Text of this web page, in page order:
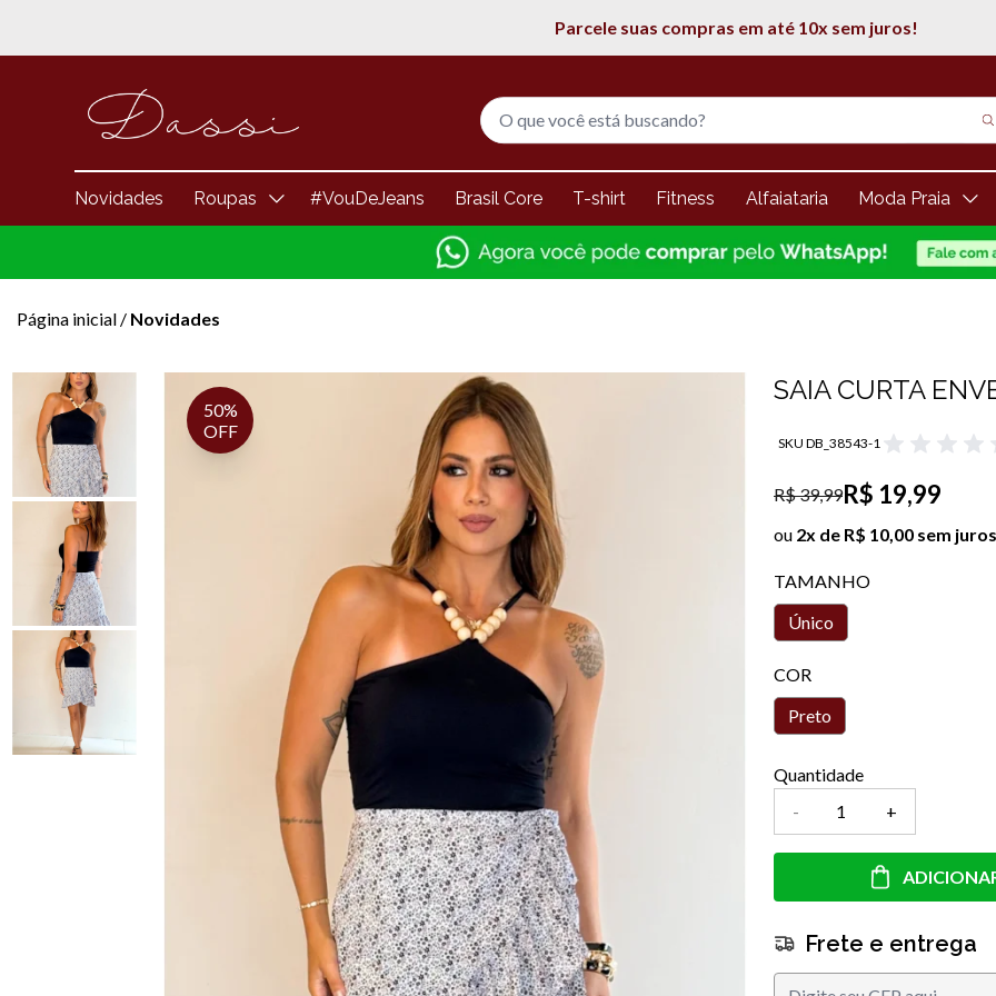
5% de desconto na 1° compra
Novidades Roupas #VouDeJeans Brasil Core T-shirt Fitness Alfaiataria Moda Praia
Página inicial / Novidades
SAIA CURTA
SKU DB_38543-1
R$ 39,99R$ 19,99
ou 2x de R$ 10,00 sem juros
50%
OFF
TAMANHO
Único
COR
Preto
Quantidade
-
+
Frete e entrega